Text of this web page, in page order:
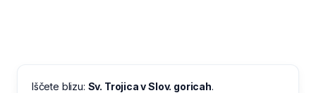
Iščete blizu: Sv. Trojica v Slov. goricah.